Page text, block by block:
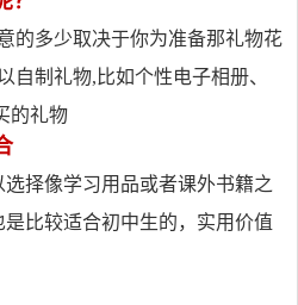
的多少取决于你为准备那礼物花
自制礼物,比如个性电子相册、
的礼物
择像学习用品或者课外书籍之
比较适合初中生的，实用价值